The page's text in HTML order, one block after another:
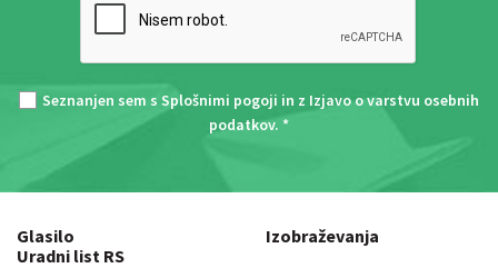
Seznanjen sem s Splošnimi pogoji in z Izjavo o varstvu osebnih
podatkov. *
Glasilo
Uradni list RS
Izobraževanja